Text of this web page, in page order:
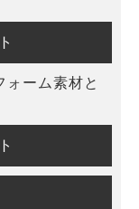
ォーム素材と